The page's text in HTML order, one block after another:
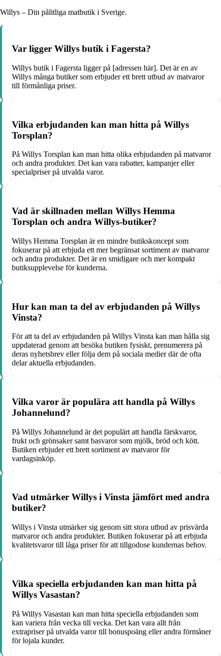
Willys – Din pålitliga matbutik i Sverige.
Var ligger Willys butik i Fagersta?
Willys butik i Fagersta ligger på [adressen här]. Det är en av
Willys många butiker som erbjuder ett brett utbud av matvaror
till förmånliga priser.
Vilka erbjudanden kan man hitta på Willys
Torsplan?
På Willys Torsplan kan man hitta olika erbjudanden på matvaror
och andra produkter. Det kan vara rabatter, kampanjer eller
specialpriser på utvalda varor.
Vad är skillnaden mellan Willys Hemma
Torsplan och andra Willys-butiker?
Willys Hemma Torsplan är en mindre butikskoncept som
fokuserar på att erbjuda ett mer begränsat sortiment av matvaror
och andra produkter. Det är en smidigare och mer kompakt
butiksupplevelse för kunderna.
Hur kan man ta del av erbjudanden på Willys
Vinsta?
För att ta del av erbjudanden på Willys Vinsta kan man hålla sig
uppdaterad genom att besöka butiken fysiskt, prenumerera på
deras nyhetsbrev eller följa dem på sociala medier där de ofta
delar aktuella erbjudanden.
Vilka varor är populära att handla på Willys
Johannelund?
På Willys Johannelund är det populärt att handla färskvaror,
frukt och grönsaker samt basvaror som mjölk, bröd och kött.
Butiken erbjuder ett brett sortiment av matvaror för
vardagsinköp.
Vad utmärker Willys i Vinsta jämfört med andra
butiker?
Willys i Vinsta utmärker sig genom sitt stora utbud av prisvärda
matvaror och andra produkter. Butiken fokuserar på att erbjuda
kvalitetsvaror till låga priser för att tillgodose kundernas behov.
Vilka speciella erbjudanden kan man hitta på
Willys Vasastan?
På Willys Vasastan kan man hitta speciella erbjudanden som
kan variera från vecka till vecka. Det kan vara allt från
extrapriser på utvalda varor till bonuspoäng eller andra förmåner
för lojala kunder.